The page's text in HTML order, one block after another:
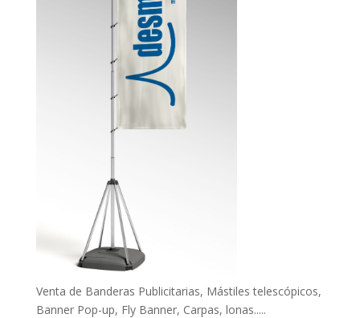
Venta de Banderas Publicitarias, Mástiles telescópicos,
Banner Pop-up, Fly Banner, Carpas, lonas.....